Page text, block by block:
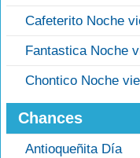
Cafeterito Noche
Fantastica Noche
Chontico Noche
Chances
Antioqueñita Día